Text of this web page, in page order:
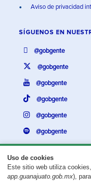
Uso de cookies
Este sitio web utiliza
app.guanajuato.gob.mx),
Aviso de privacidad
SÍGUENOS EN
@gobgente
@gobgente
@gobgente
@gobgente
@gobgente
@gobgente
¿Existe algún problema